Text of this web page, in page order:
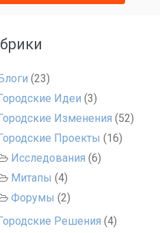
(23)
Идеи (3)
Изменения (52)
Проекты (16)
Исследования (6)
Митапы (4)
Форумы (2)
Решения (4)